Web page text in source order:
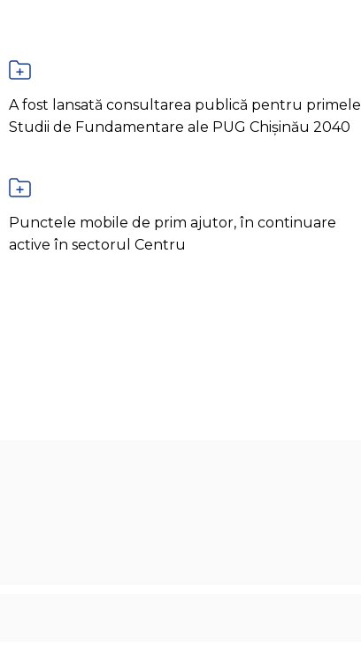
A fost lansată consultarea publică pentru primele
Studii de Fundamentare ale PUG Chișinău 2040
Punctele mobile de prim ajutor, în continuare
active în sectorul Centru